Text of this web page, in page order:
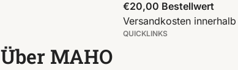
€20,00 Bestellwert
Versandkosten
QUICKLINKS
Über MAHO